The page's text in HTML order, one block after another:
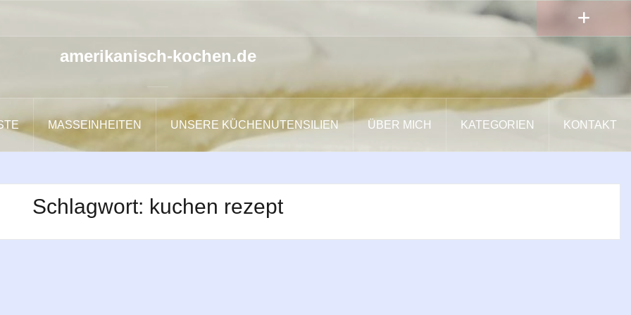
amerikanisch-kochen.de
MASSEINHEITEN UNSERE KÜCHENUTENSILIEN ÜBER MICH KATEGORIEN KONTAKT
Schlagwort: kuchen rezept